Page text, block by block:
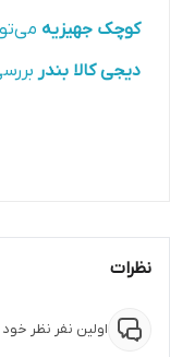
کوچک جهیزیه
دیجی کالا بندر
نظرات
اولین نفر نظر